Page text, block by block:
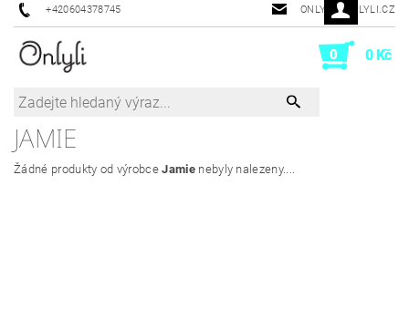
+420604378745 ONLYLI@ONLYLI.CZ
0 0 Kč
JAMIE
Žádné produkty od výrobceJamienebyly nalezeny....